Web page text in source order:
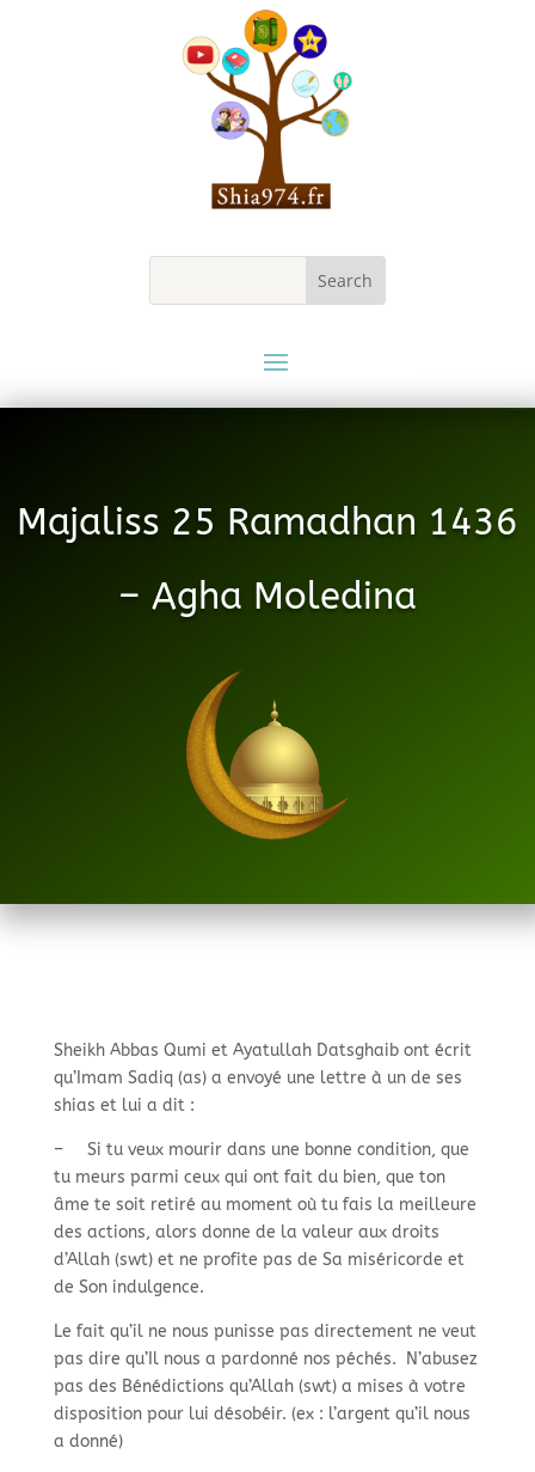
Majaliss 25 Ramadhan 1436
– Agha Moledina
Sheikh Abbas Qumi et Ayatullah Datsghaib ont écrit
qu’Imam Sadiq (as) a envoyé une lettre à un de ses
shias et lui a dit :
–Si tu veux mourir dans une bonne condition, que
tu meurs parmi ceux qui ont fait du bien, que ton
âme te soit retiré au moment où tu fais la meilleure
des actions, alors donne de la valeur aux droits
d’Allah (swt) et ne profite pas de Sa miséricorde et
de Son indulgence.
Le fait qu’il ne nous punisse pas directement ne veut
pas dire qu’Il nous a pardonné nos péchés. N’abusez
pas des Bénédictions qu’Allah (swt) a mises à votre
disposition pour lui désobéir. (ex : l’argent qu’il nous
a donné)